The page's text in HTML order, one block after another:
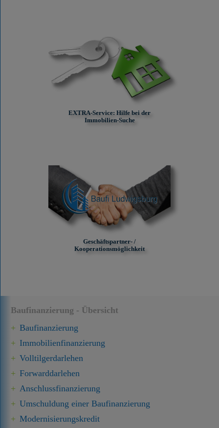
Baufinanzierung - Übersicht
Baufinanzierung
Immobilien­finanzierung
Volltilgerdarlehen
Forward­darlehen
Anschluss­finanzierung
Umschuldung einer Baufinanzierung
Modernisierungskredit
EXTRA-Service: Hilfe bei der
Immobilien-Suche
Geschäftspartner- /
Kooperationsmöglichkeit